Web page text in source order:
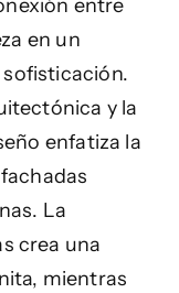
entre
en un
y la
enfatiza la
La
crea una
mientras